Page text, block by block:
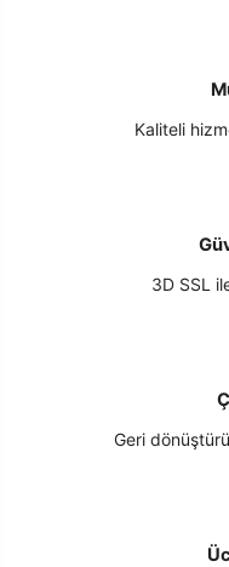
Kaliteli
3D SSL
Geri